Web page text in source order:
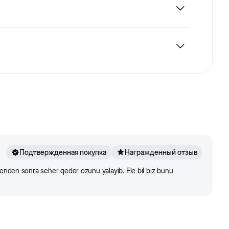
лаванды, входящее в состав шампуня,
Подтвержденная покупка Награжденный отзыв
sonra seher qeder ozunu yalayib. Ele bil biz bunu